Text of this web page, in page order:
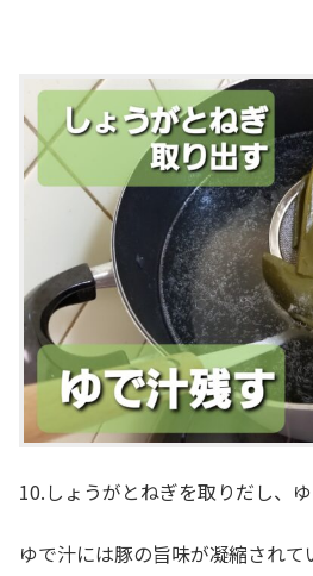
10.しょうがとねぎを取りだし、
ゆで汁には豚の旨味が凝縮されて